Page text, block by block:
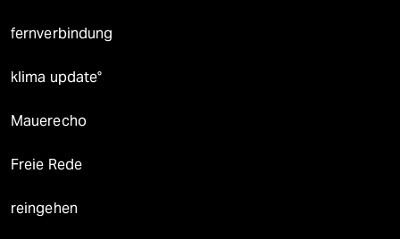
fernverbindung
klima update°
Mauerecho
Freie Rede
reingehen